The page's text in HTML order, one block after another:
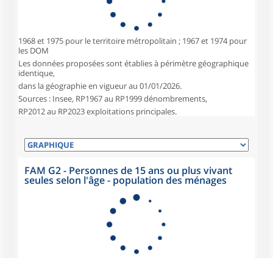
1968 et 1975 pour le territoire métropolitain ; 1967 et 1974 pour
les DOM
Les données proposées sont établies à périmètre géographique
identique,
dans la géographie en vigueur au 01/01/2026.
Sources : Insee, RP1967 au RP1999 dénombrements,
RP2012 au RP2023 exploitations principales.
FAM G2 - Personnes de 15 ans ou plus vivant
seules selon l'âge - population des ménages